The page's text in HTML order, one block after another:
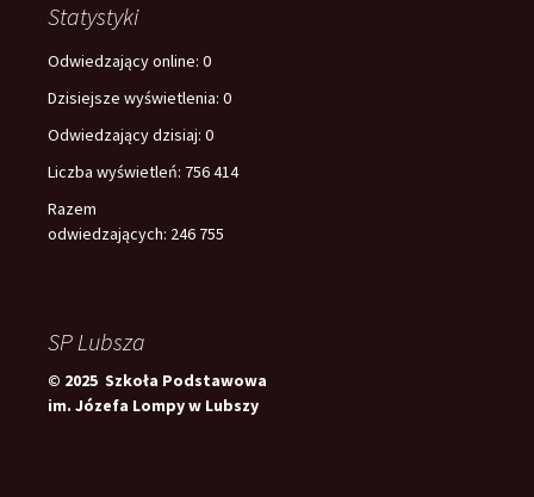
Statystyki
Odwiedzający online: 0
Dzisiejsze wyświetlenia: 0
Odwiedzający dzisiaj: 0
Liczba wyświetleń: 756 414
Razem
odwiedzających: 246 755
SP Lubsza
© 2025 Szkoła Podstawowa
im. Józefa Lompy w Lubszy